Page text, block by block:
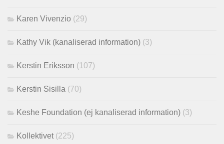
Karen Vivenzio (29)
Kathy Vik (kanaliserad information) (3)
Kerstin Eriksson (107)
Kerstin Sisilla (70)
Keshe Foundation (ej kanaliserad information) (3)
Kollektivet (225)